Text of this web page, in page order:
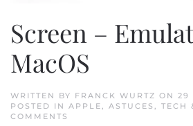
Screen –
MacOS
WRITTEN BY FRANCK WURTZ ON 29
POSTED IN APPLE, ASTUCES , TECH
COMMENTS